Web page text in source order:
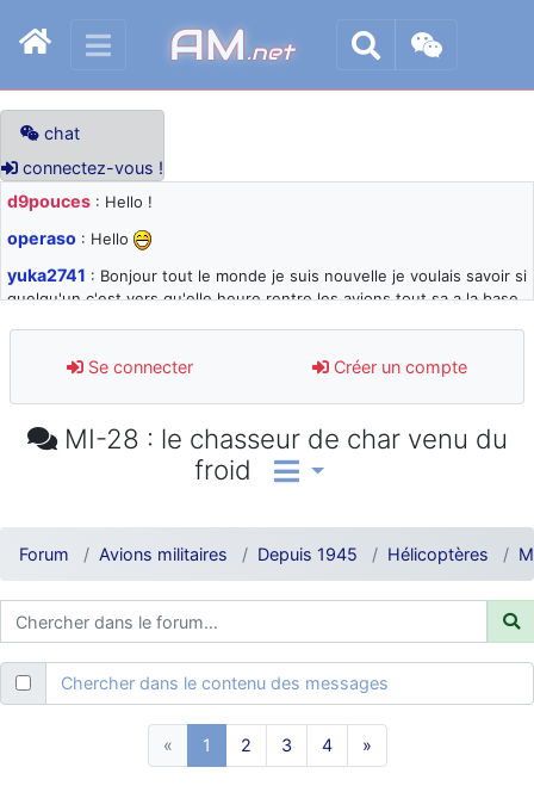
AM.net
chat
connectez-vous !
d9pouces : Hello !
operaso : Hello
yuka2741 : Bonjour tout le monde je suis nouvelle je voulais savoir si
quelqu'un c'est vers qu'elle heure rentre les avions tout sa a la base
d9pouces: désolé pour les quelques blocages du site ces derniers
jours : je teste des méthodes contre le spam et les bots trop nocifs
paxwax : Super, la nouvelle bannière
d9pouces : ouakamois > si tu parles du sujet sur l'Armée de l'Air,
moi et quelques avions n'ont pas les mêmes noms qu'aujourd'hui
ouakamois
quelques images du Pays Basque vous auront plu ; Agur…
: Je me rattraperai à la Ferté samedi
: Malheureusement nonun peu trop loin pour moi !
Se connecter Créer un compte
MI-28 : le chasseur de char venu du
froid
Forum Avions militaires Depuis 1945 Hélicoptères
Chercher dans le contenu des messages
« 1 2 3 4 »